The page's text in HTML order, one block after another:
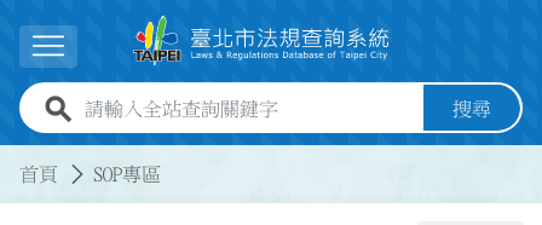
展開選單
全站查詢關鍵字欄位 搜尋
首頁 SOP專區